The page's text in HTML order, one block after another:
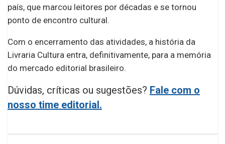
país, que marcou leitores por décadas e se tornou
ponto de encontro cultural.
Com o encerramento das atividades, a história da
Livraria Cultura entra, definitivamente, para a memória
do mercado editorial brasileiro.
Dúvidas, críticas ou sugestões? Fale com o
nosso time editorial.